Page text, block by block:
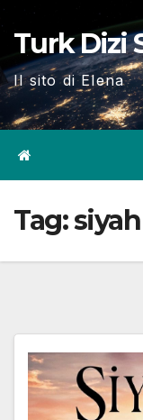
Skip
content
Turk Dizi
Il sito di Elena
Tag: